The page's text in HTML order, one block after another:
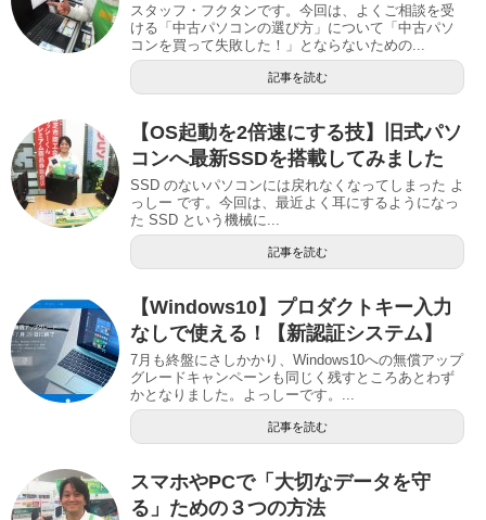
スタッフ・フクタンです。今回は、よくご相談を受
ける「中古パソコンの選び方」について「中古パソ
コンを買って失敗した！」とならないための...
記事を読む
【OS起動を2倍速にする技】旧式パソ
コンへ最新SSDを搭載してみました
SSD のないパソコンには戻れなくなってしまった よ
っしー です。今回は、最近よく耳にするようになっ
た SSD という機械に...
記事を読む
【Windows10】プロダクトキー入力
なしで使える！【新認証システム】
7月も終盤にさしかかり、Windows10への無償アップ
グレードキャンペーンも同じく残すところあとわず
かとなりました。よっしーです。...
記事を読む
スマホやPCで「大切なデータを守
る」ための３つの方法